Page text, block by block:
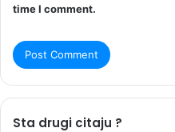
time I comment.
Sta drugi citaju ?